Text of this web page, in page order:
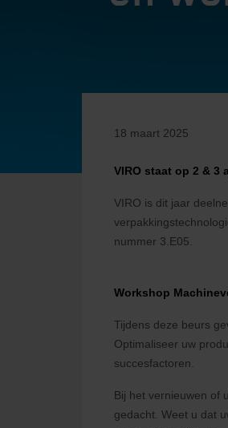
18 maart 2025
VIRO staat op 2 & 3
VIRO is dit jaar
nummer 3.E05.
Workshop
Tijdens deze beurs
Optimaliseer uw
succesfactoren.
Bij het vernieuwen of
gedacht. Weet u dat